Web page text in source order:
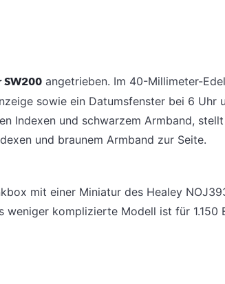
angetrieben. Im 40-Millimeter-
sowie ein Datumsfenster bei 6 Uhr
Indexen und schwarzem Armband,
und braunem Armband zur Seite.
mit einer Miniatur des Healey
weniger komplizierte Modell ist für 1.150